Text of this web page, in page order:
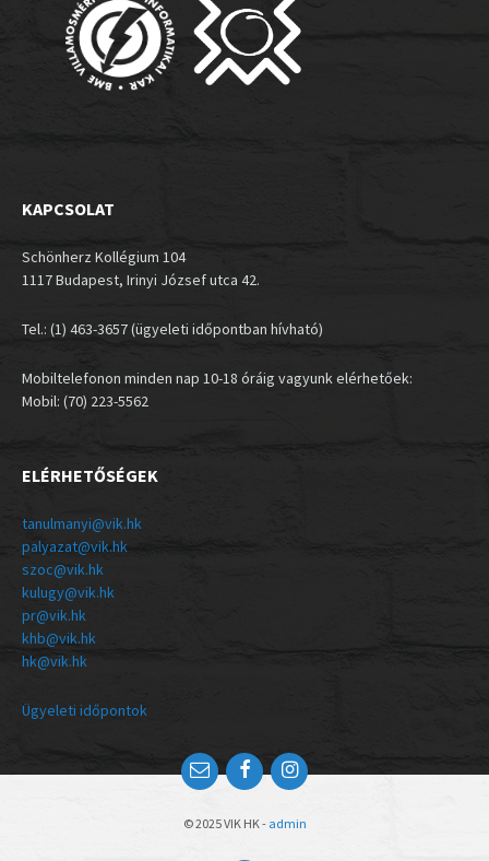
KAPCSOLAT
Schönherz Kollégium 104
1117 Budapest, Irinyi József utca 42.
Tel.: (1) 463-3657 (ügyeleti időpontban hívható)
Mobiltelefonon minden nap 10-18 óráig vagyunk elérhetőek:
Mobil: (70) 223-5562
ELÉRHETŐSÉGEK
tanulmanyi@vik.hk
palyazat@vik.hk
szoc@vik.hk
kulugy@vik.hk
pr@vik.hk
khb@vik.hk
hk@vik.hk
Ügyeleti időpontok
© 2025 VIK HK - admin